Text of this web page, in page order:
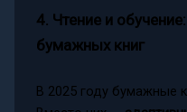
4. Чтение и
бумажных книг
В 2025 году бумажные